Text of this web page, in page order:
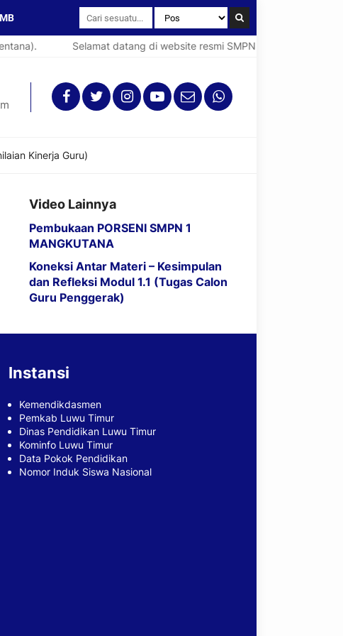
Selamat datang di website resmi SMPN 1 Mangkutana
Kinerja Guru)
Video Lainnya
Pembukaan PORSENI SMPN 1
MANGKUTANA
Koneksi Antar Materi – Kesimpulan
dan Refleksi Modul 1.1 (Tugas Calon
Guru Penggerak)
Instansi
Kemendikdasmen
Pemkab Luwu Timur
Dinas Pendidikan Luwu Timur
Kominfo Luwu Timur
Data Pokok Pendidikan
Nomor Induk Siswa Nasional